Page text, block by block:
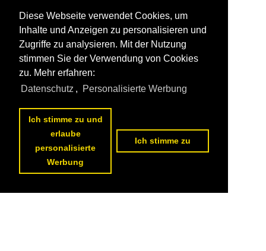
Diese Webseite verwendet Cookies, um
Inhalte und Anzeigen zu personalisieren und
Zugriffe zu analysieren. Mit der Nutzung
stimmen Sie der Verwendung von Cookies
zu. Mehr erfahren:
Datenschutz , Personalisierte Werbung
Ich stimme zu und
erlaube
personalisierte
Werbung
Ich stimme zu